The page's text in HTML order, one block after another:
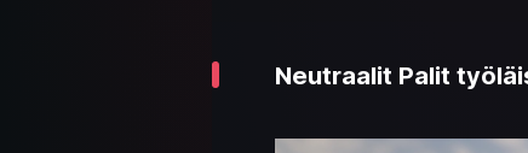
Neutraalit Palit